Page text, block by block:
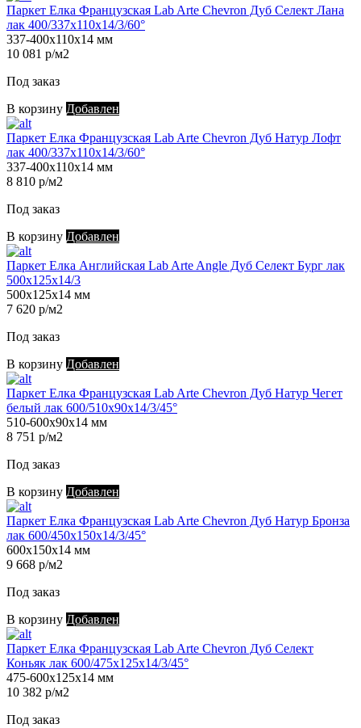
Паркет Елка Французская Lab Arte Chevron Дуб Селект Лана
лак 400/337х110х14/3/60°
337-400х110х14 мм
10 081 р/м2
Под заказ
В корзину Добавлен
Паркет Елка Французская Lab Arte Chevron Дуб Натур Лофт
лак 400/337х110х14/3/60°
337-400х110х14 мм
8 810 р/м2
Под заказ
В корзину Добавлен
Паркет Елка Английская Lab Arte Angle Дуб Селект Бург лак
500х125х14/3
500х125х14 мм
7 620 р/м2
Под заказ
В корзину Добавлен
Паркет Елка Французская Lab Arte Chevron Дуб Натур Чегет
белый лак 600/510х90х14/3/45°
510-600х90х14 мм
8 751 р/м2
Под заказ
В корзину Добавлен
Паркет Елка Французская Lab Arte Chevron Дуб Натур Бронза
лак 600/450х150х14/3/45°
600х150х14 мм
9 668 р/м2
Под заказ
В корзину Добавлен
Паркет Елка Французская Lab Arte Chevron Дуб Селект
Коньяк лак 600/475х125х14/3/45°
475-600х125х14 мм
10 382 р/м2
Под заказ